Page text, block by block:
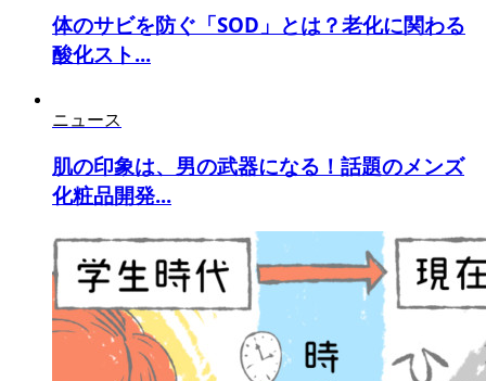
体のサビを防ぐ「SOD」とは？老化に関わる
酸化スト...
ニュース
肌の印象は、男の武器になる！話題のメンズ
化粧品開発...